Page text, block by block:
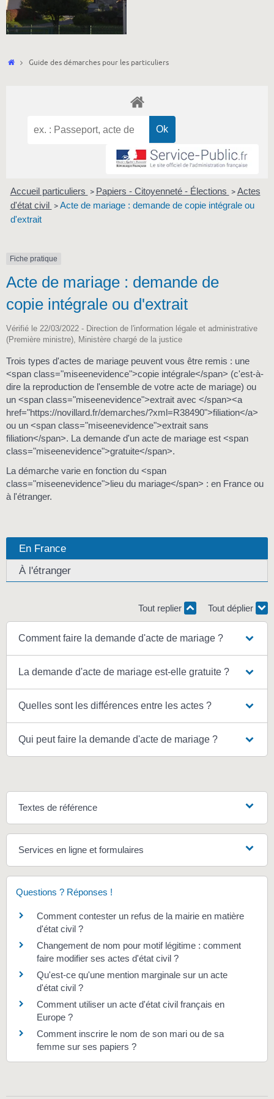
Accueil
Guide des démarches pour les particuliers
Accueil particuliers > Papiers - Citoyenneté - Élections > Actes
d'état civil > Acte de mariage : demande de copie intégrale ou
d'extrait
Fiche pratique
Acte de mariage : demande de
copie intégrale ou d'extrait
Vérifié le 22/03/2022 - Direction de l'information légale et administrative
(Première ministre), Ministère chargé de la justice
Trois types d'actes de mariage peuvent vous être remis : une
<span class="miseenevidence">copie intégrale</span> (c'est-à-
dire la reproduction de l'ensemble de votre acte de mariage) ou
un <span class="miseenevidence">extrait avec </span><a
href="https://novillard.fr/demarches/?xml=R38490">filiation</a>
ou un <span class="miseenevidence">extrait sans
filiation</span>. La demande d'un acte de mariage est <span
class="miseenevidence">gratuite</span>.
La démarche varie en fonction du <span
class="miseenevidence">lieu du mariage</span> : en France ou
à l'étranger.
En France
À l'étranger
Tout replier Tout déplier
Comment faire la demande d'acte de mariage ?
La demande d'acte de mariage est-elle gratuite ?
Quelles sont les différences entre les actes ?
Qui peut faire la demande d'acte de mariage ?
Textes de référence
Services en ligne et formulaires
Questions ? Réponses !
Comment contester un refus de la mairie en matière
d'état civil ?
Changement de nom pour motif légitime : comment
faire modifier ses actes d'état civil ?
Qu'est-ce qu'une mention marginale sur un acte
d'état civil ?
Comment utiliser un acte d'état civil français en
Europe ?
Comment inscrire le nom de son mari ou de sa
femme sur ses papiers ?